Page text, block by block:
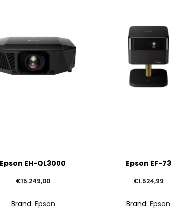
Epson EH-QL3000
€15.249,00
Brand: Epson
Epson EF-73
€1.524,99
Brand:Epson